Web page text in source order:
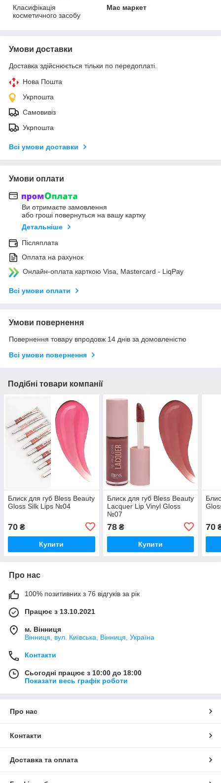
Класифікація
косметичного засобу
Мас маркет
Умови доставки
Доставка здійснюється тільки по передоплаті.
Нова Пошта
Укрпошта
Самовивіз
Укрпошта
Всі умови доставки
Умови оплати
Ви отримаєте замовлення
або гроші повернуться на вашу картку
Детальніше
Післяплата
Оплата на рахунок
Онлайн-оплата карткою Visa, Mastercard - LiqPay
Всі умови оплати
Умови повернення
Повернення товару впродовж 14 днів за домовленістю
Всі умови повернення
Подібні товари компанії
Блиск для губ Bless Beauty
Gloss Silk Lips №04
70 ₴
Купити
Блиск для губ Bless Beauty
Lacquer Lip Vinyl Gloss
№07
78₴
Купити
70
Про нас
100% позитивних з 76 відгуків за рік
Працює з 13.10.2021
м. Вінниця
Вінниця, вул. Київська, Вінниця, Україна
Контакти
Сьогодні працює з 10:00 до 18:00
Показати весь графік роботи
Про нас
Контакти
Доставка та оплата